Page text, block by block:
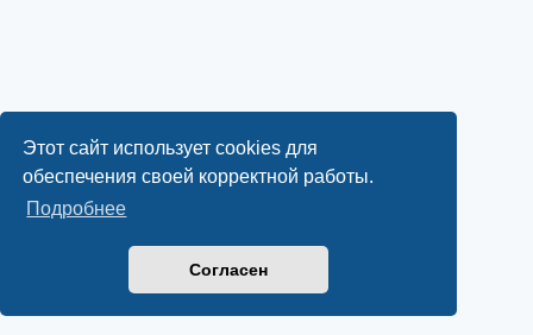
Этот сайт использует cookies для
обеспечения своей корректной работы.
Подробнее
Согласен